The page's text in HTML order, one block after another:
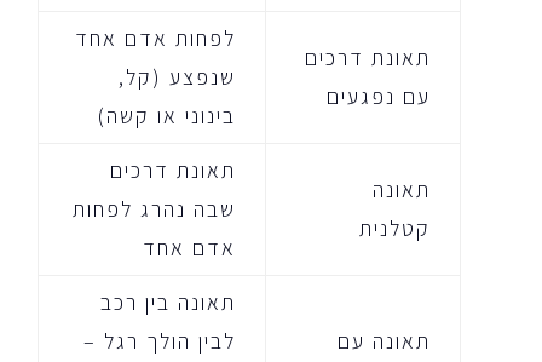
תאונת דרכים
עם נפגעים
לפחות אדם אחד
שנפצע (קל,
בינוני או קשה)
תאונה
קטלנית
תאונת דרכים
שבה נהרג לפחות
אדם אחד
תאונה עם
תאונה בין רכב
לבין הולך רגל –